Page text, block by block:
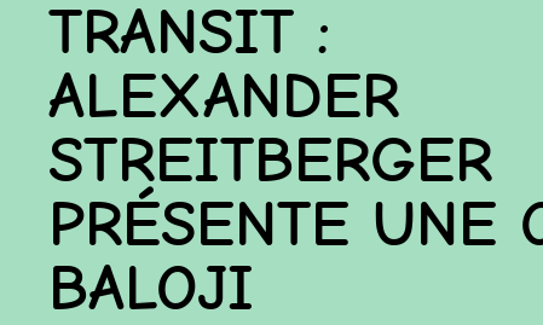
TRANSIT :
ALEXANDER
STREITBERGER
PRÉSENTE
BALOJI